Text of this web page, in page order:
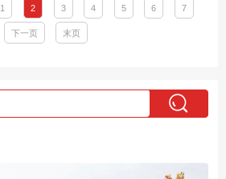
1 2 3 4 5 6 7
下一页 末页